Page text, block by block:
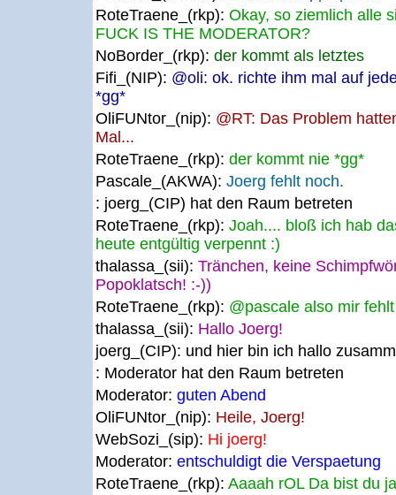
RoteTraene_(rkp): Okay, so ziemlich alle
FUCK IS THE MODERATOR?
NoBorder_(rkp): der kommt als letztes
Fifi_(NIP): @oli: ok. richte ihm mal auf
*gg*
OliFUNtor_(nip): @RT: Das Problem
Mal...
RoteTraene_(rkp): der kommt nie *gg*
Pascale_(AKWA): Joerg fehlt noch.
: joerg_(CIP) hat den Raum betreten
RoteTraene_(rkp): Joah.... bloß ich hab
heute entgültig verpennt :)
thalassa_(sii): Tränchen, keine
Popoklatsch! :-))
RoteTraene_(rkp): @pascale also mir
thalassa_(sii): Hallo Joerg!
joerg_(CIP): und hier bin ich hallo
: Moderator hat den Raum betreten
Moderator: guten Abend
OliFUNtor_(nip): Heile, Joerg!
WebSozi_(sip): Hi joerg!
Moderator: entschuldigt die Verspaetung
RoteTraene_(rkp): Aaaah rOL Da bist du